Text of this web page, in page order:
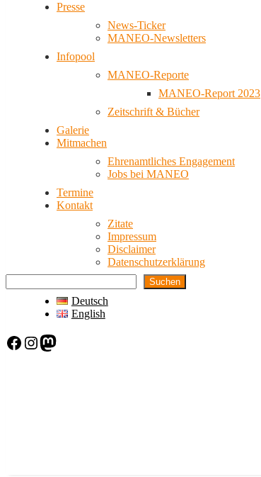
Presse
News-Ticker
MANEO-Newsletters
Infopool
MANEO-Reporte
MANEO-Report 2023
Zeitschrift & Bücher
Galerie
Mitmachen
Ehrenamtliches Engagement
Jobs bei MANEO
Termine
Kontakt
Zitate
Impressum
Disclaimer
Datenschutzerklärung
Suchen
Deutsch
English
Facebook Instagram Mastodon